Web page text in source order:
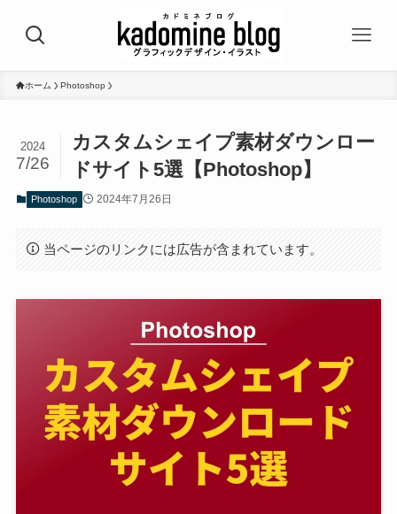
ホーム Photoshop
カスタムシェイプ素材ダウンロー
ドサイト5選【Photoshop】
2024
7/26
Photoshop 2024年7月26日
当ページのリンクには広告が含まれています。